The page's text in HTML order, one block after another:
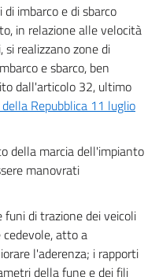
E FINALI
imbarco e di sbarco
in relazione alle velocità
realizzano zone di
e sbarco, ben
dall'articolo 32, ultimo
Repubblica 11 luglio
della marcia dell'impianto
manovrati
funi di trazione dei veicoli
atto a
l'aderenza; i rapporti
della fune e dei fili